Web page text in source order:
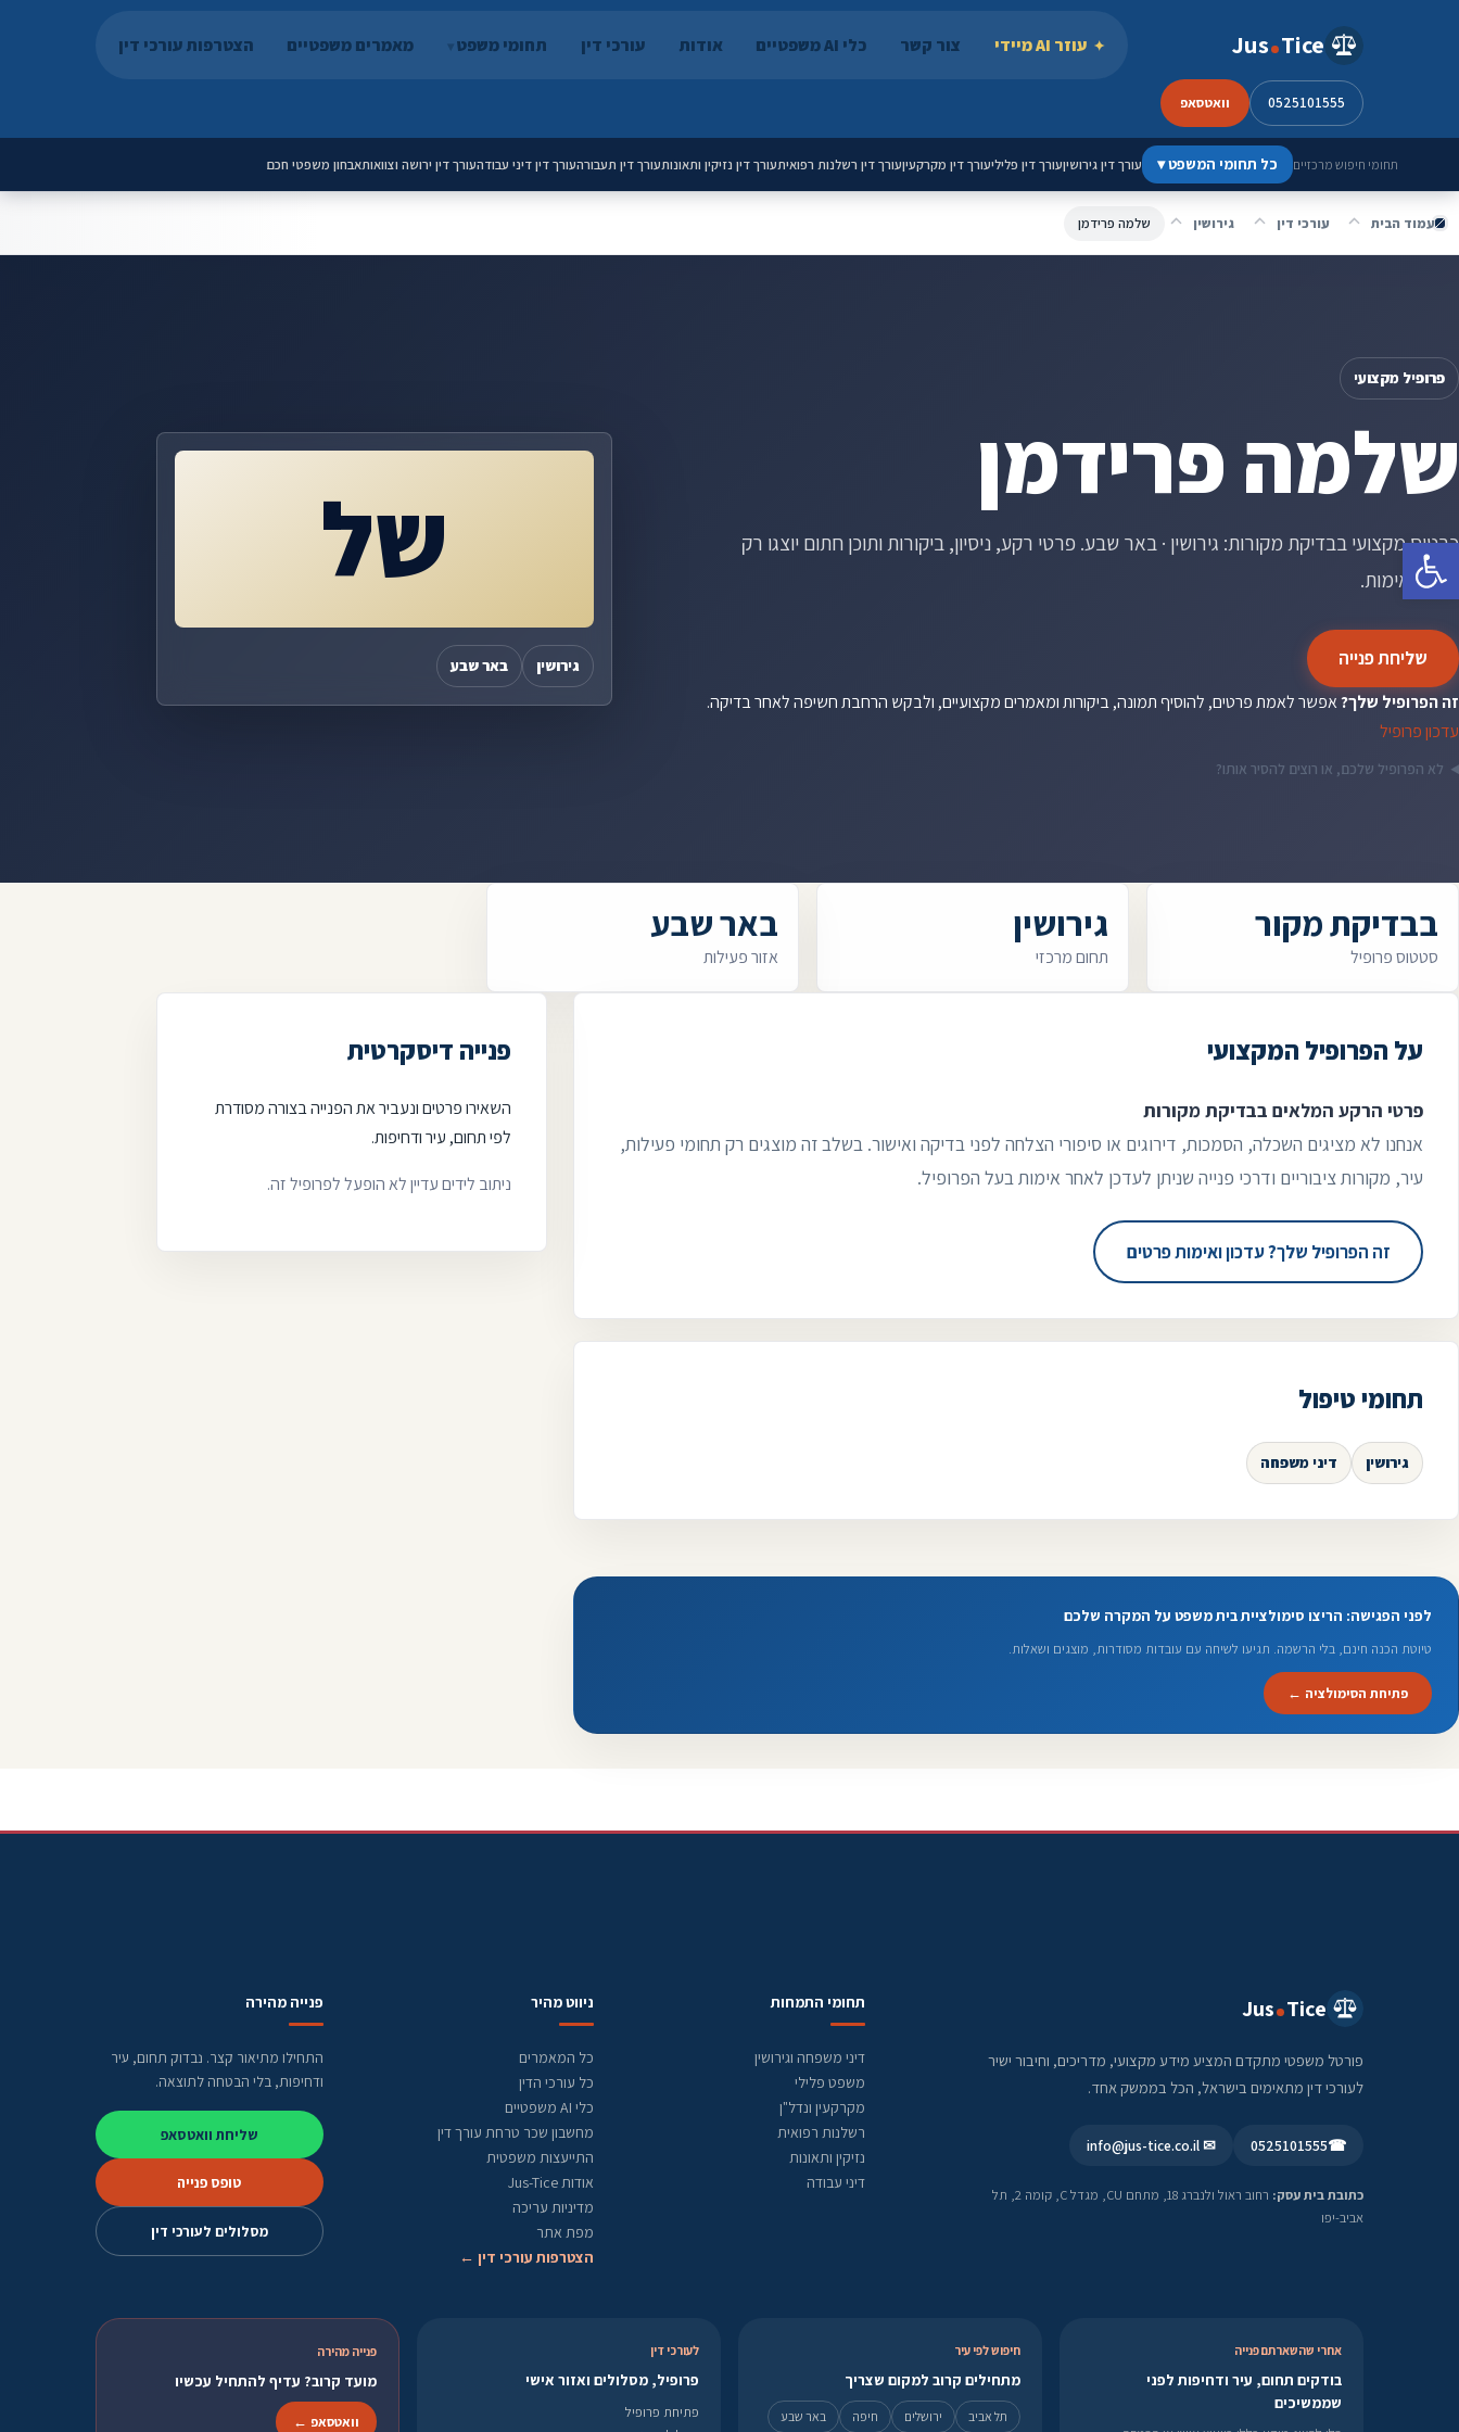
פתח סרגל נגישות
Jus Tice עוזר AI מיידי צור קשר כלי AI משפטיים אודות עורכי דין תחומי משפט מאמרים משפטיים הצטרפות עורכי דין
0525101555 וואטסאפ
תחומי חיפוש מרכזיים כל תחומי המשפט▾ עורך דין גירושיןעורך דין פליליעורך דין מקרקעיןעורך דין רשלנות רפואיתעורך דין נזיקין ותאונותעורך דין תעבורהעורך דין דיני עבודהעורך דין ירושה וצוואותאבחון משפטי חכם
עמוד הבית עורכי דין גירושין שלמה פרידמן
פרופיל מקצועי
שלמה פרידמן
כרטיס מקצועי בבדיקת מקורות: גירושין · באר שבע. פרטי רקע, ניסיון, ביקורות ותוכן חתום יוצגו רק
לאחר אימות.
שליחת פנייה
זה הפרופיל שלך?אפשר לאמת פרטים, להוסיף תמונה, ביקורות ומאמרים מקצועיים, ולבקש הרחבת חשיפה לאחר בדיקה.
עדכון פרופיל
לא הפרופיל שלכם, או רוצים להסיר אותו?
של
גירושין באר שבע
בבדיקת מקור
סטטוס פרופיל
גירושין
תחום מרכזי
באר שבע
אזור פעילות
על הפרופיל המקצועי
פרטי הרקע המלאים בבדיקת מקורות
אנחנו לא מציגים השכלה, הסמכות, דירוגים או סיפורי הצלחה לפני בדיקה ואישור. בשלב זה מוצגים רק תחומי פעילות,
עיר, מקורות ציבוריים ודרכי פנייה שניתן לעדכן לאחר אימות בעל הפרופיל.
זה הפרופיל שלך? עדכון ואימות פרטים
תחומי טיפול
גירושין דיני משפחה
לפני הפגישה: הריצו סימולציית בית משפט על המקרה שלכם
טיוטת הכנה חינם, בלי הרשמה. תגיעו לשיחה עם עובדות מסודרות, מוצגים ושאלות.
פתיחת הסימולציה ←
פנייה דיסקרטית
השאירו פרטים ונעביר את הפנייה בצורה מסודרת
לפי תחום, עיר ודחיפות.
ניתוב לידים עדיין לא הופעל לפרופיל זה.
Jus Tice
פורטל משפטי מתקדם המציע מידע מקצועי, מדריכים, וחיבור ישיר
לעורכי דין מתאימים בישראל, הכל בממשק אחד.
☎
0525101555
✉ info@jus-tice.co.il
כתובת בית עסק:
רחוב ראול ולנברג 18, מתחם CU, מגדל C, קומה 2, תל
אביב-יפו
תחומי התמחות
דיני משפחה וגירושין
משפט פלילי
מקרקעין ונדל"ן
רשלנות רפואית
נזיקין ותאונות
דיני עבודה
ניווט מהיר
כל המאמרים
כל עורכי הדין
כלי AI משפטיים
מחשבון שכר טרחת עורך דין
התייעצות משפטית
אודות Jus-Tice
מדיניות עריכה
מפת אתר
הצטרפות עורכי דין ←
פנייה מהירה
התחילו מתיאור קצר. נבדוק תחום, עיר
ודחיפות, בלי הבטחה לתוצאה.
שליחת וואטסאפ
טופס פנייה
מסלולים לעורכי דין
אחרי שהשארתם פנייה
בודקים תחום, עיר ודחיפות לפני
שממשיכים
חיפוש לפי עיר
מתחילים קרוב למקום שצריך
תל אביב ירושלים חיפה באר שבע
לעורכי דין
פרופיל, מסלולים ואזור אישי
פתיחת פרופיל
פנייה מהירה
מועד קרוב? עדיף להתחיל עכשיו
וואטסאפ ←